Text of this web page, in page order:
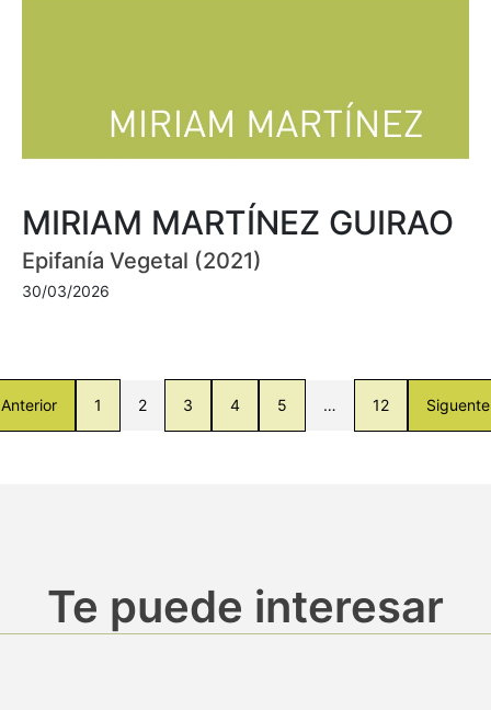
MIRIAM MARTÍNEZ GUIRAO
Epifanía Vegetal (2021)
30/03/2026
Anterior 1 2 3 4 5 … 12 Siguente
Te puede interesar